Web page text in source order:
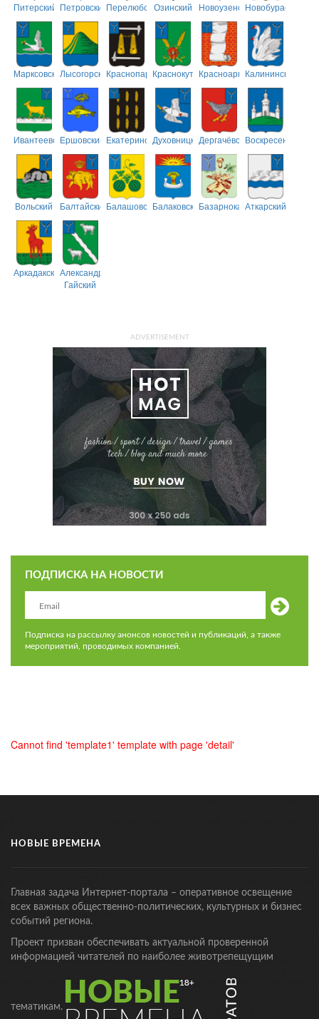
Питерский ПетровскийПерелюбскийОзинский НовоузенскийНовобурасский
МарксовскийЛысогорскийКраснопартизанский
КраснокутскийКрасноармейский
Калининский
ИвантеевскийЕршовский ЕкатериновскийДуховницкийДергачёвскийВоскресенский
Вольский БалтайскийБалашовскийБалаковскийБазарнокарабулакский
Аткарский
АркадакскийАлександрово-
Гайский
ADVERTISEMENT
ПОДПИСКА НА НОВОСТИ
Подписка на рассылку анонсов новостей и публикаций, а также
мероприятий, проводимых компанией.
Cannot find 'template1' template with page 'detail'
НОВЫЕ ВРЕМЕНА
Главная задача Интернет-портала – оперативное освещение
всех важных общественно-политических, культурных и бизнес
событий региона.
Проект призван обеспечивать актуальной проверенной
информацией читателей по наиболее животрепещущим
тематикам.